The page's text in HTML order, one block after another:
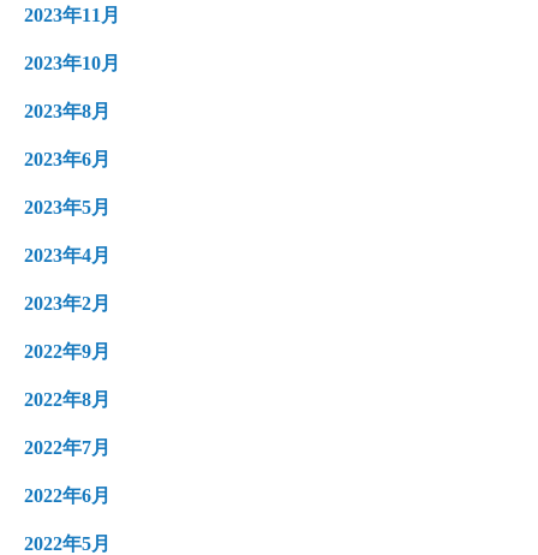
2023年11月
2023年10月
2023年8月
2023年6月
2023年5月
2023年4月
2023年2月
2022年9月
2022年8月
2022年7月
2022年6月
2022年5月